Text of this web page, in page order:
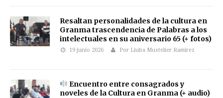
Resaltan personalidades de la cultura en
Granma trascendencia de Palabras a los
intelectuales en su aniversario 65 (+ fotos)
19 junio 2026 Por Liuba Mustelier Ramirez
Encuentro entre consagrados y
noveles de la Cultura en Granma (+ audio)